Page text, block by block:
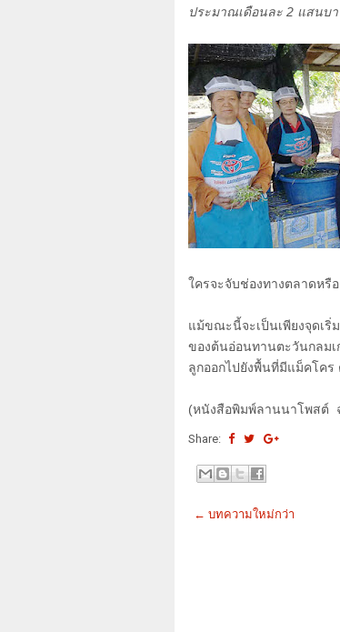
ประมาณเดือนละ 2 แสนบา
ใครจะจับช่องทางตลาดหรื
แม้ขณะนี้จะเป็นเพียงจุดเริ่
ของต้นอ่อนทานตะวันกลมเ
ลูกออกไปยังพื้นที่มีแม็คโคร
(หนังสือพิมพ์ลานนาโพสต์
Share:
← บทความใหม่กว่า